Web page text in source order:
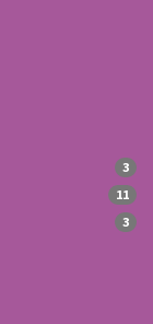
3
11
3